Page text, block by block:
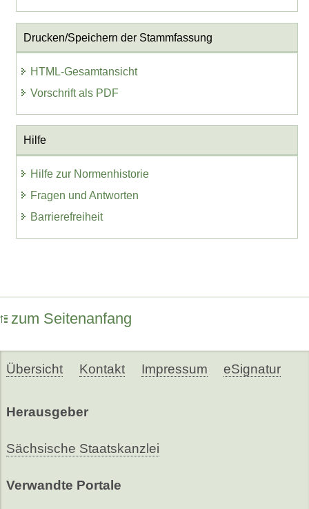
Drucken/Speichern der Stammfassung
HTML-Gesamtansicht
Vorschrift als PDF
Hilfe
Hilfe zur Normenhistorie
Fragen und Antworten
Barrierefreiheit
zum Seitenanfang
Übersicht Kontakt Impressum eSignatur
Herausgeber
Sächsische Staatskanzlei
Verwandte Portale